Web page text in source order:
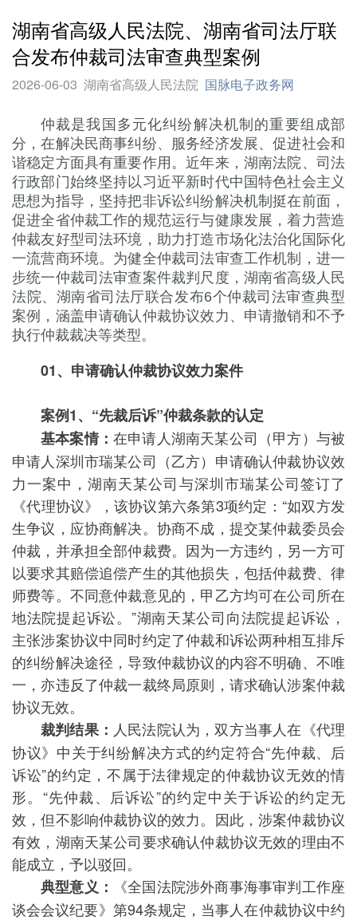
湖南省高级人民法院、湖南省司法厅联
合发布仲裁司法审查典型案例
2026-06-03 湖南省高级人民法院 国脉电子政务网
仲裁是我国多元化纠纷解决机制的重要组成部
分，在解决民商事纠纷、服务经济发展、促进社会和
谐稳定方面具有重要作用。近年来，湖南法院、司法
行政部门始终坚持以习近平新时代中国特色社会主义
思想为指导，坚持把非诉讼纠纷解决机制挺在前面，
促进全省仲裁工作的规范运行与健康发展，着力营造
仲裁友好型司法环境，助力打造市场化法治化国际化
一流营商环境。为健全仲裁司法审查工作机制，进一
步统一仲裁司法审查案件裁判尺度，湖南省高级人民
法院、湖南省司法厅联合发布6个仲裁司法审查典型
案例，涵盖申请确认仲裁协议效力、申请撤销和不予
执行仲裁裁决等类型。
01、 申请确认仲裁协议效力案件
案例1、 “先裁后诉”仲裁条款的认定
基本案情： 在申请人湖南天某公司（甲方）与被
申请人深圳市瑞某公司（乙方）申请确认仲裁协议效
力一案中，湖南天某公司与深圳市瑞某公司签订了
《代理协议》，该协议第六条第3项约定：“如双方发
生争议，应协商解决。协商不成，提交某仲裁委员会
仲裁，并承担全部仲裁费。因为一方违约，另一方可
以要求其赔偿追偿产生的其他损失，包括仲裁费、律
师费等。不同意仲裁意见的，甲乙方均可在公司所在
地法院提起诉讼。”湖南天某公司向法院提起诉讼，
主张涉案协议中同时约定了仲裁和诉讼两种相互排斥
的纠纷解决途径，导致仲裁协议的内容不明确、不唯
一，亦违反了仲裁一裁终局原则，请求确认涉案仲裁
协议无效。
裁判结果： 人民法院认为，双方当事人在《代理
协议》中关于纠纷解决方式的约定符合“先仲裁、后
诉讼”的约定，不属于法律规定的仲裁协议无效的情
形。“先仲裁、后诉讼”的约定中关于诉讼的约定无
效，但不影响仲裁协议的效力。因此，涉案仲裁协议
有效，湖南天某公司要求确认仲裁协议无效的理由不
能成立，予以驳回。
典型意义：
《全国法院涉外商事海事审判工作座
谈会会议纪要》第94条规定，当事人在仲裁协议中约